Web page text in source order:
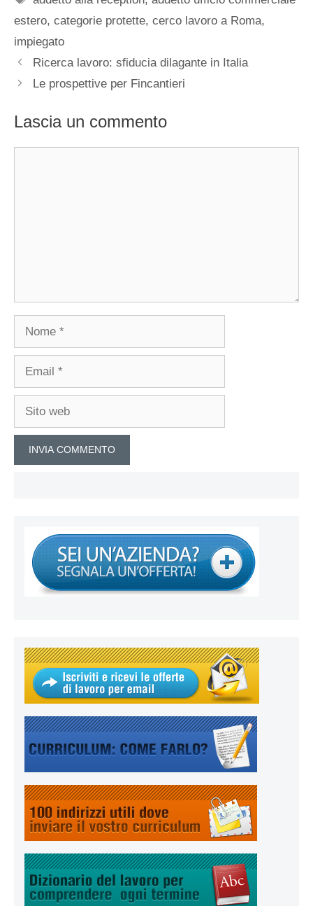
estero, categorie protette, cerco lavoro a Roma,
impiegato
Ricerca lavoro: sfiducia dilagante in Italia
Le prospettive per Fincantieri
Lascia un commento
Nome
Email
Sito